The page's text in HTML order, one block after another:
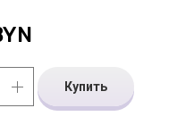
Купить